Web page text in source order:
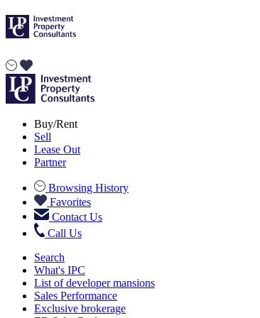
Buy/Rent
Sell
Lease Out
Partner
Browsing History
Favorites
Contact Us
Call Us
Search
What's IPC
List of developer mansions
Sales Performance
Exclusive brokerage